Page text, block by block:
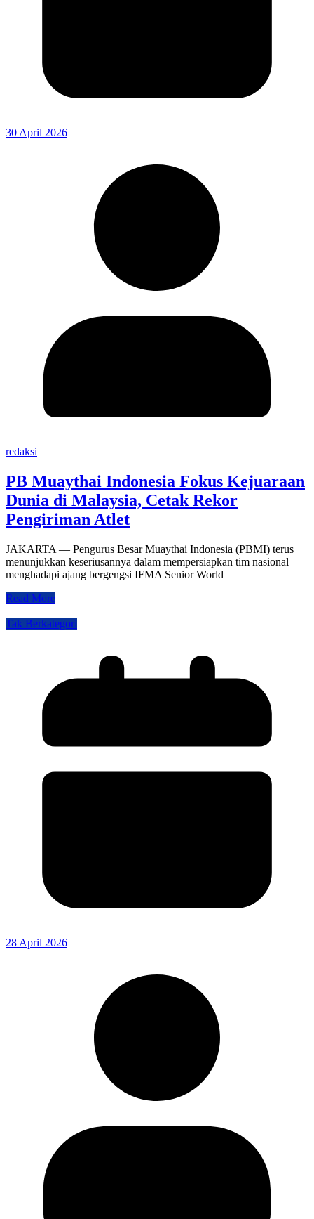
30 April 2026
redaksi
PB Muaythai Indonesia Fokus Kejuaraan
Dunia di Malaysia, Cetak Rekor
Pengiriman Atlet
‎JAKARTA — Pengurus Besar Muaythai Indonesia (PBMI) terus
menunjukkan keseriusannya dalam mempersiapkan tim nasional
menghadapi ajang bergengsi IFMA Senior World
Read More
Tak Berkategori
28 April 2026